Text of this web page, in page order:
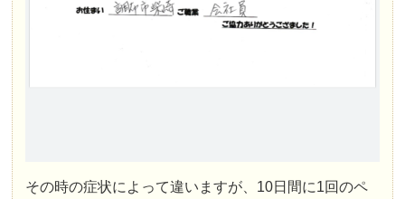
その時の症状によって違いますが、10日間に1回のペ